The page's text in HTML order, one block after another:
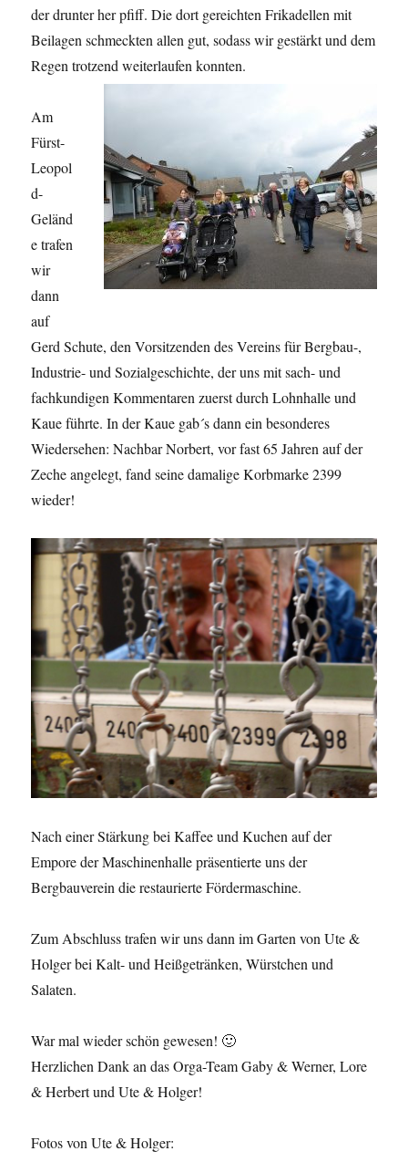
der drunter her pfiff. Die dort gereichten Frikadellen mit
Beilagen schmeckten allen gut, sodass wir gestärkt und dem
Regen trotzend weiterlaufen konnten.
Am
Fürst-
Leopol
d-
Geländ
e trafen
wir
dann
auf
Gerd Schute, den Vorsitzenden des Vereins für Bergbau-,
Industrie- und Sozialgeschichte, der uns mit sach- und
fachkundigen Kommentaren zuerst durch Lohnhalle und
Kaue führte. In der Kaue gab´s dann ein besonderes
Wiedersehen: Nachbar Norbert, vor fast 65 Jahren auf der
Zeche angelegt, fand seine damalige Korbmarke 2399
wieder!
Nach einer Stärkung bei Kaffee und Kuchen auf der
Empore der Maschinenhalle präsentierte uns der
Bergbauverein die restaurierte Fördermaschine.
Zum Abschluss trafen wir uns dann im Garten von Ute &
Holger bei Kalt- und Heißgetränken, Würstchen und
Salaten.
War mal wieder schön gewesen! 🙂
Herzlichen Dank an das Orga-Team Gaby & Werner, Lore
& Herbert und Ute & Holger!
Fotos von Ute & Holger: